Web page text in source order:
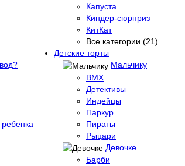
Капуста
Киндер-сюрприз
КитКат
Все категории (21)
Детские торты
Мальчику
BMX
Детективы
Индейцы
Паркур
Пираты
Рыцари
Девочке
Барби